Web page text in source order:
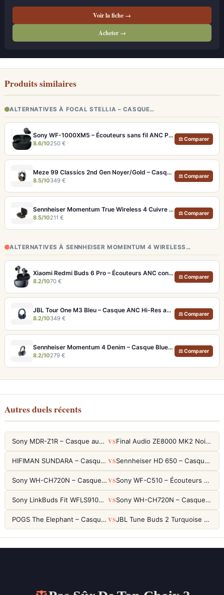
Voir la fiche →
Acheter →
Produits similaires
ALTERNATIVES À FOCAL STELLIA – CASQUE…
Sony WF-1000XM5 – Écouteurs sans fil ANC Premium et LDAC
8.6/10250 €
⚖ Comparer
Meze 99 Classics 2nd Gen Noyer/Gold – Casque Hi-Fi bois artisanal et son balancé
8.5/10349 €
⚖ Comparer
Sennheiser Momentum True Wireless 4 Cuivre – Écouteurs audiophiles aptX Lossless et ANC adaptatif
8.5/10211 €
⚖ Comparer
ALTERNATIVES À SENNHEISER MOMENTUM 4 WIRELESS…
Xiaomi Redmi Buds 6 Pro – Écouteurs ANC confortables au rapport qualité-prix solide
8.2/1070 €
⚖ Comparer
JBL Tour One M3 Bleu – Casque ANC Hi-Res avec autonomie 70h et son spatial
8.2/10349 €
⚖ Comparer
Sennheiser Momentum 4 Denim – Casque Bluetooth ANC avec autonomie record 60h
8.2/10279 €
⚖ Comparer
Autres duels récents
Sony MDR-Z1R – Casque audiophile fermé haute résolution VS Final Audio ZE8000 MK2 Noir – Écouteurs True Wireless audiophiles 8K Sound
HIFIMAN SUNDARA – Casque Planar Magnetic Ouvert Over-Ear Audiophile VS Sennheiser HD 650 – Casque audiophile ouvert pour l'écoute analytique
Sony WH-CH720N – Casque ANC 35h, Ultra-léger (192g) avec Processeur V1 VS Sony WF-C510 – Écouteurs True Wireless compacts, autonomie 22h et multipoint
Sony LinkBuds Fit WFLS910NW Blanc – Écouteurs Sport Ailes ANC VS Sony WH-CH720N – Casque ANC 35h, Ultra-léger (192g) avec Processeur V1
POGS The Elephant – Casque Filaire Enfants 85dB POGS-Safe™ (Éco-Responsable) VS JBL Tune Buds 2 Turquoise – Écouteurs True Wireless avec ANC et autonomie 48h